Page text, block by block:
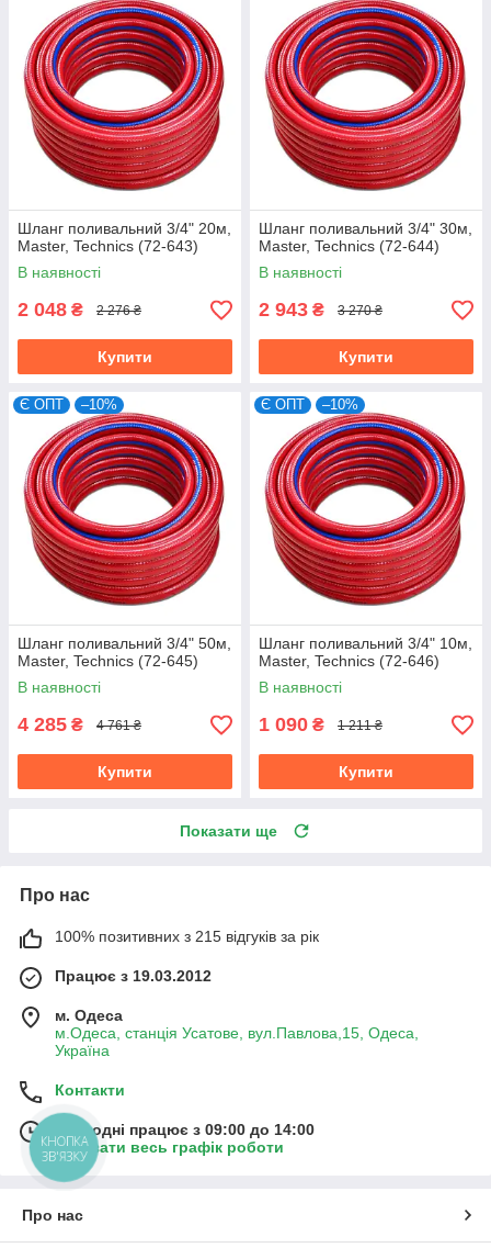
Шланг поливальний 3/4" 20м,
Master, Technics (72-643)
В наявності
2 048 ₴ 2 276 ₴
Купити
Шланг поливальний 3/4" 30м,
Master, Technics (72-644)
В наявності
2 943 ₴ 3 270 ₴
Купити
Є ОПТ –10%
Шланг поливальний 3/4" 50м,
Master, Technics (72-645)
В наявності
4 285 ₴ 4 761 ₴
Купити
Є ОПТ –10%
Шланг поливальний 3/4" 10м,
Master, Technics (72-646)
В наявності
1 090 ₴ 1 211 ₴
Купити
Показати ще
Про нас
100% позитивних з 215 відгуків за рік
Працює з 19.03.2012
м. Одеса
м.Одеса, станція Усатове, вул.Павлова,15, Одеса,
Україна
Контакти
Сьогодні працює з 09:00 до 14:00
Показати весь графік роботи
Про нас
КНОПКА
ЗВ'ЯЗКУ